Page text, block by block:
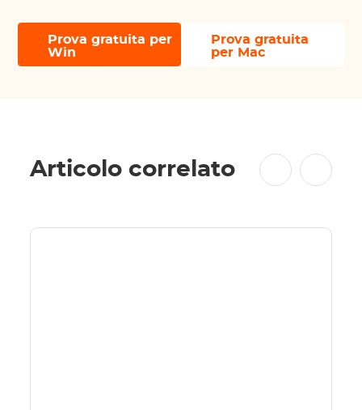
Prova gratuita per
Win
Prova gratuita
per Mac
Articolo correlato